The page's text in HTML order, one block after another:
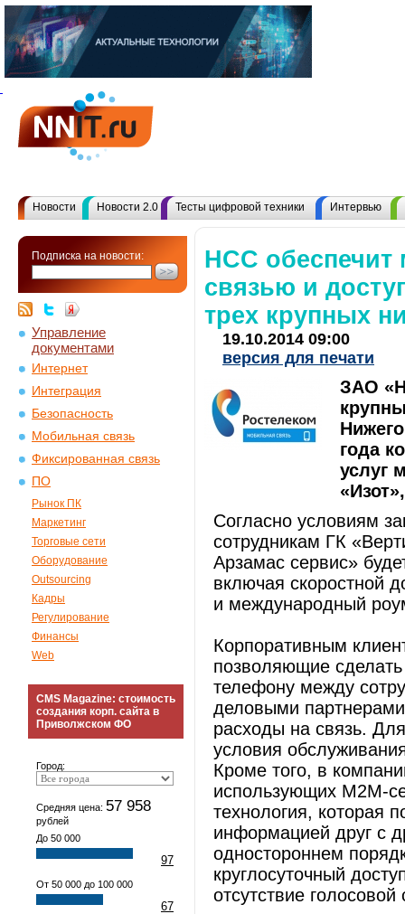
Новости Новости 2.0 Тесты цифровой техники Интервью
Подписка на новости:
Управление
документами
Интернет
Интеграция
Безопасность
Мобильная связь
Фиксированная связь
ПО
Рынок ПК
Маркетинг
Торговые сети
Оборудование
Outsourcing
Кадры
Регулирование
Финансы
Web
CMS Magazine: стоимость
создания корп. сайта в
Приволжском ФО
Город:
Средняя цена: 57 958
рублей
До 50 000
97
От 50 000 до 100 000
67
НСС обеспечит
связью и
трех крупных
19.10.2014 09:00
версия для печати
ЗАО
года
услуг
Согласно условиям
сотрудникам ГК
Арзамас сервис»
включая скоростной
и международный
Корпоративным
позволяющие
телефону между
деловыми
расходы на связь.
условия
Кроме того, в
использующих M2M-
технология, которая
информацией друг с
одностороннем
круглосуточный
отсутствие голосовой